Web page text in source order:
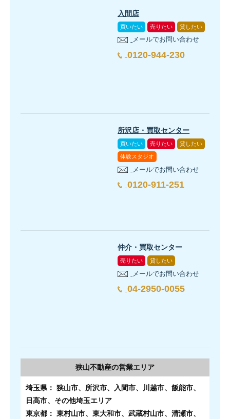
入間店
買いたい 売りたい 貸したい
メールでお問い合わせ
0120-944-230
所沢店・買取センター
買いたい 売りたい 貸したい
体験スタジオ
メールでお問い合わせ
0120-911-251
仲介・買取センター
売りたい 貸したい
メールでお問い合わせ
04-2950-0055
狭山不動産の営業エリア
埼玉県： 狭山市、所沢市、入間市、川越市、飯能市、
日高市、その他埼玉エリア
東京都： 東村山市、東大和市、武蔵村山市、清瀬市、